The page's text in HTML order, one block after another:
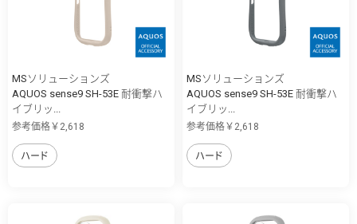
MSソリューションズ
AQUOS sense9 SH-53E 耐衝撃ハ
イブリッ...
参考価格￥2,618
ハード
MSソリューションズ
AQUOS sense9 SH-53E 耐衝撃ハ
イブリッ...
参考価格￥2,618
ハード